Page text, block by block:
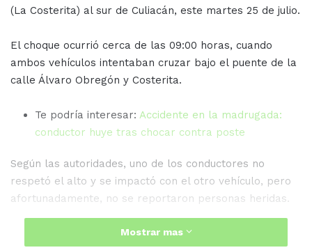
(La Costerita) al sur de Culiacán, este martes 25 de julio.
El choque ocurrió cerca de las 09:00 horas, cuando
ambos vehículos intentaban cruzar bajo el puente de la
calle Álvaro Obregón y Costerita.
Te podría interesar: Accidente en la madrugada:
conductor huye tras chocar contra poste
Según las autoridades, uno de los conductores no
respetó el alto y se impactó con el otro vehículo, pero
afortunadamente, no se reportaron personas heridas.
Mostrar mas